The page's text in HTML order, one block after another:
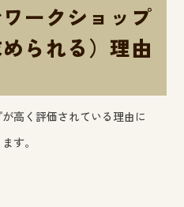
ークショップ
られる）理由
高く評価されている理由に
す。